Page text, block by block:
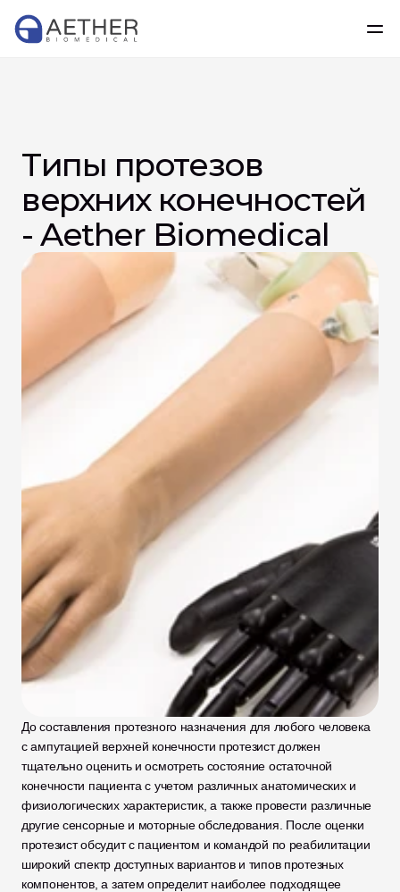
Типы протезов
верхних конечностей
- Aether Biomedical
До составления протезного назначения для любого человека
с ампутацией верхней конечности протезист должен
тщательно оценить и осмотреть состояние остаточной
конечности пациента с учетом различных анатомических и
физиологических характеристик, а также провести различные
другие сенсорные и моторные обследования. После оценки
протезист обсудит с пациентом и командой по реабилитации
широкий спектр доступных вариантов и типов протезных
компонентов, а затем определит наиболее подходящее